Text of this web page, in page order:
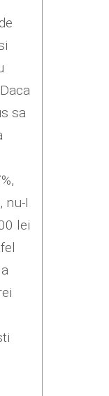
sa
nu-I
lei